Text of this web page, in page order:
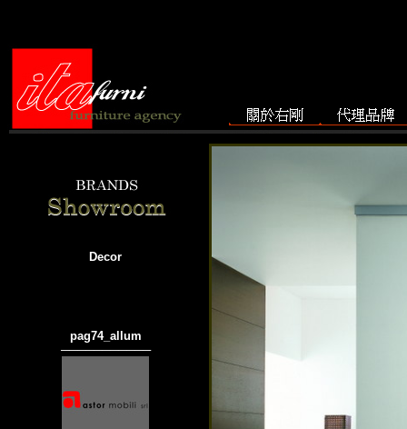
Decor
pag74_allum
───────────